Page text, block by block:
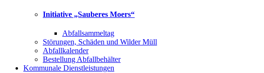
Initiative „Sauberes Moers“
Abfallsammeltag
Störungen, Schäden und Wilder Müll
Abfallkalender
Bestellung Abfallbehälter
Kommunale Dienstleistungen